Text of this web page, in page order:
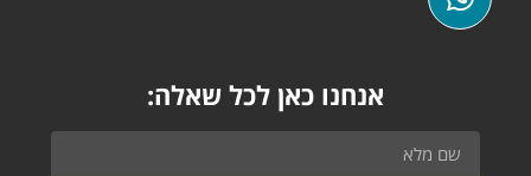
אנחנו כאן לכל שאלה: